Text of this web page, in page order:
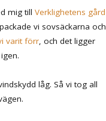
mig till Verklighetens gård
vi sovsäckarna och
varit förr, och det ligger
låg. Så vi tog all